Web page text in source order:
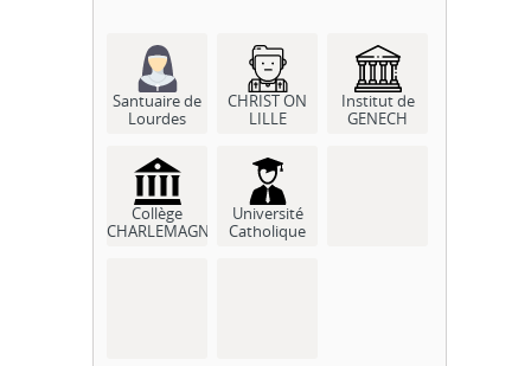
Santuaire de
Lourdes
CHRIST ON
LILLE
Institut de
GENECH
Collège
CHARLEMAGNE
Université
Catholique